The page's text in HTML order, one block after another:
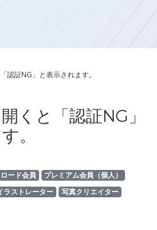
認証NG」と表示されます。
くと「認証NG」
。
ード会員
プレミアム会員（個人）
ラストレーター 写真クリエイター